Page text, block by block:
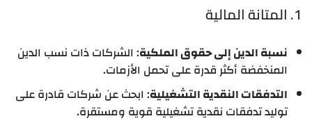
1. المتانة المالية
نسبة الدين إلى حقوق الملكية: الشركات ذات نسب الدين
المنخفضة أكثر قدرة على تحمل الأزمات.
التدفقات النقدية التشغيلية: ابحث عن شركات قادرة على
توليد تدفقات نقدية تشغيلية قوية ومستقرة.